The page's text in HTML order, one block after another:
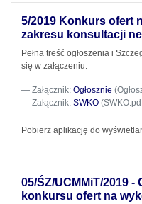
5/2019 Konkurs ofert
zakresu konsultacji
Pełna treść ogłoszenia i
się w załączeniu.
Załącznik: Ogłosznie
Załącznik: SWKO
Pobierz aplikację do
05/ŚZ/UCMMiT/2019
konkursu ofert na